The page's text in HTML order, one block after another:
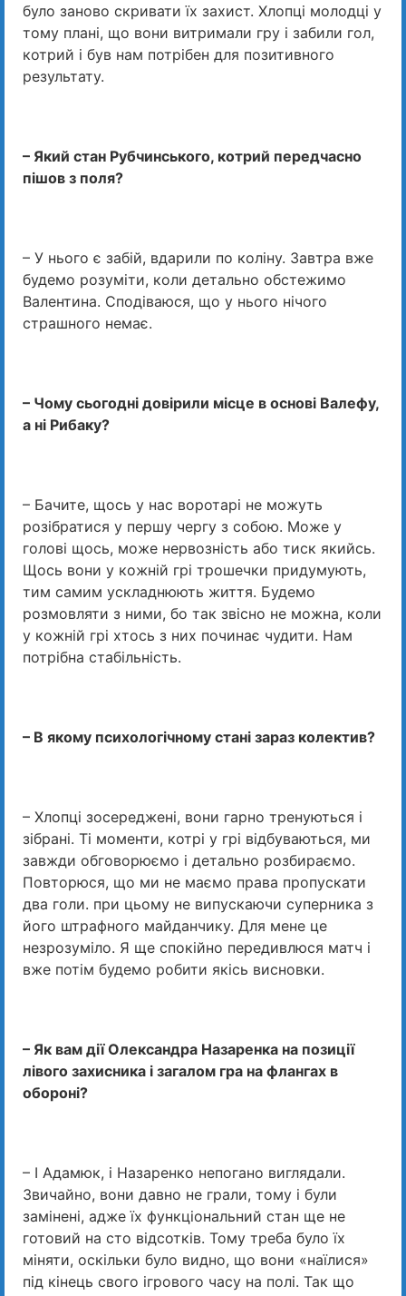
було заново скривати їх захист. Хлопці молодці у
тому плані, що вони витримали гру і забили гол,
котрий і був нам потрібен для позитивного
результату.
– Який стан Рубчинського, котрий передчасно
пішов з поля?
– У нього є забій, вдарили по коліну. Завтра вже
будемо розуміти, коли детально обстежимо
Валентина. Сподіваюся, що у нього нічого
страшного немає.
– Чому сьогодні довірили місце в основі Валефу,
а ні Рибаку?
– Бачите, щось у нас воротарі не можуть
розібратися у першу чергу з собою. Може у
голові щось, може нервозність або тиск якийсь.
Щось вони у кожній грі трошечки придумують,
тим самим ускладнюють життя. Будемо
розмовляти з ними, бо так звісно не можна, коли
у кожній грі хтось з них починає чудити. Нам
потрібна стабільність.
– В якому психологічному стані зараз колектив?
– Хлопці зосереджені, вони гарно тренуються і
зібрані. Ті моменти, котрі у грі відбуваються, ми
завжди обговорюємо і детально розбираємо.
Повторюся, що ми не маємо права пропускати
два голи. при цьому не випускаючи суперника з
його штрафного майданчику. Для мене це
незрозуміло. Я ще спокійно передивлюся матч і
вже потім будемо робити якісь висновки.
– Як вам дії Олександра Назаренка на позиції
лівого захисника і загалом гра на флангах в
обороні?
– І Адамюк, і Назаренко непогано виглядали.
Звичайно, вони давно не грали, тому і були
замінені, адже їх функціональний стан ще не
готовий на сто відсотків. Тому треба було їх
міняти, оскільки було видно, що вони «наїлися»
під кінець свого ігрового часу на полі. Так що